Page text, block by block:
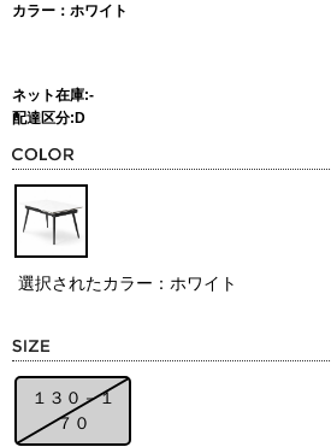
カラー：ホワイト
ネット在庫:-
配達区分:D
選択されたカラー：ホワイト
１３０－１
７０